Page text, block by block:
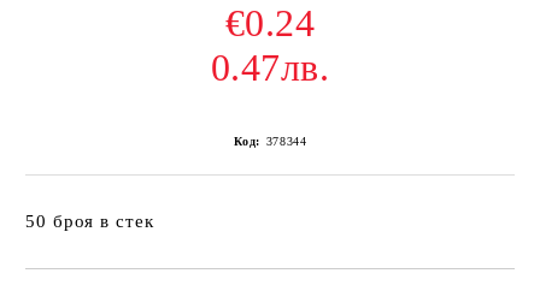
€0.24
0.47лв.
Код: 378344
50 броя в стек